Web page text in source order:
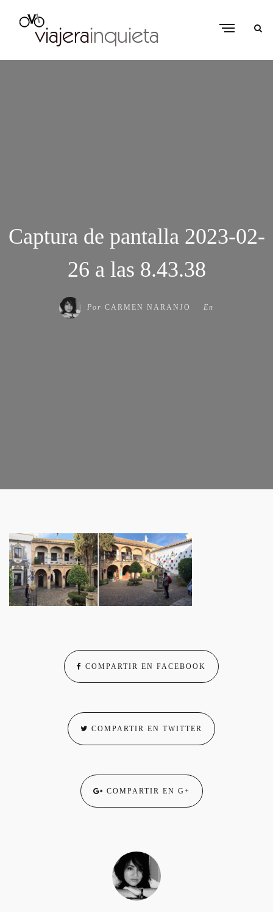
Captura de pantalla 2023-02-
26 a las 8.43.38
Por CARMEN NARANJO En
COMPARTIR EN FACEBOOK
COMPARTIR EN TWITTER
COMPARTIR EN G+